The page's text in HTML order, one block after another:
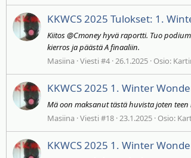
KKWCS 2025 Tulokset: 1.
Kiitos @Cmoney hyvä raportti. Tuo
kierros ja päästä A finaaliin.
Masiina Viesti #4 26.1.2025 Osio:
KKWCS 2025 1. Winter
Mä oon maksanut tästä huvista joten
Masiina Viesti #18 23.1.2025 Osio:
KKWCS 2025 1. Winter